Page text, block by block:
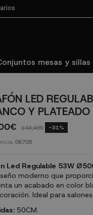
mesas y sillas
LED
Y PLATEADO
143,48€ -31%
06705
Led Regulable 53W
moderno que
un acabado en color
Ideal para
50CM.